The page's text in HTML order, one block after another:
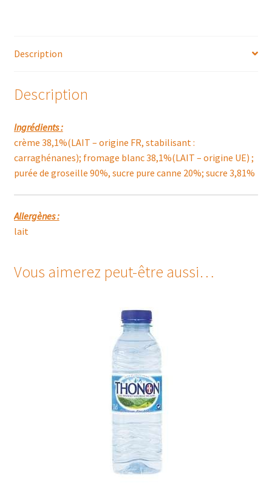
Description
Description
Ingrédients :
crème 38,1%(LAIT – origine FR, stabilisant :
carraghénanes); fromage blanc 38,1%(LAIT – origine UE) ;
purée de groseille 90%, sucre pure canne 20%; sucre 3,81%
Allergènes :
lait
Vous aimerez peut-être aussi…